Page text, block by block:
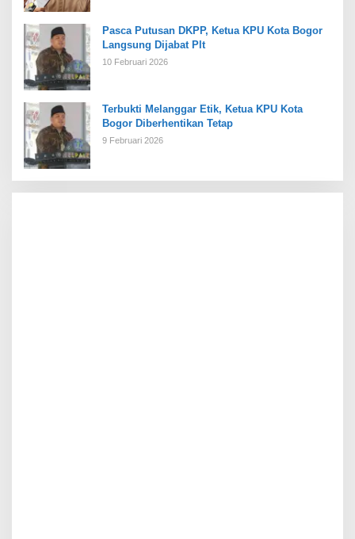
Pasca Putusan DKPP, Ketua KPU Kota Bogor
Langsung Dijabat Plt
10 Februari 2026
Terbukti Melanggar Etik, Ketua KPU Kota
Bogor Diberhentikan Tetap
9 Februari 2026